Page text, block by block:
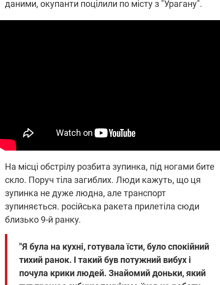
даними, окупанти поцілили по місту з "Урагану".
На місці обстрілу розбита зупинка, під ногами бите
скло. Поруч тіла загиблих. Люди кажуть, що ця
зупинка не дуже людна, але транспорт
зупиняється. російська ракета прилетіла сюди
близько 9-й ранку.
"Я була на кухні, готувала їсти, було спокійний
тихий ранок. І такий був потужний вибух і
почула крики людей. Знайомий доньки, який